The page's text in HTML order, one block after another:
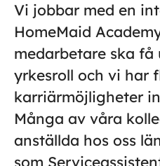
Vi jobbar med en
HomeMaid
medarbetare ska få
yrkesroll och vi har
karriärmöjligheter
Många av våra
anställda hos oss
som